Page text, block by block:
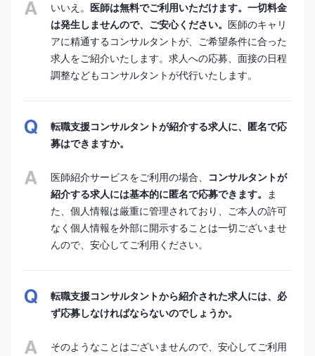
いいえ。 医師は無料でご利用いただけます。一切料金
は発生しませんので、ご安心ください。 医師のキャリ
アに精通するコンサルタントが、ご希望条件に合った
求人をご紹介いたします。求人への応募、面接の日程
調整などもコンサルタントが代行いたします。
転職支援コンサルタントが紹介する求人に、匿名で応
募はできますか。
医師紹介サービスをご利用の場合、
コンサルタントが
紹介する求人には基本的に匿名で応募できます。 ま
た、個人情報は厳重に管理されており、ご本人の許可
なく個人情報を外部に開示することは一切ございませ
んので、安心してご利用ください。
転職支援コンサルタントから紹介された求人には、必
ず応募しなければならないのでしょうか。
そのようなことはございませんので、安心してご利用